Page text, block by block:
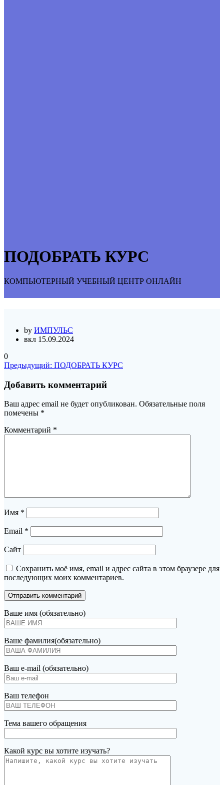
ПОДОБРАТЬ КУРС
КОМПЬЮТЕРНЫЙ УЧЕБНЫЙ ЦЕНТР ОНЛАЙН
by ИМПУЛЬС
вкл 15.09.2024
0
Навигация
по
записям
Предыдущий: Предыдущая
ПОДОБРАТЬ КУРС
Добавить комментарий
Ваш адрес email не будет опубликован. Обязательные поля
помечены *
Комментарий *
Имя *
Email *
Сайт
Сохранить моё имя, email и адрес сайта в этом браузере для
последующих моих комментариев.
Ваше имя (обязательно)
Ваше фамилия(обязательно)
Ваш e-mail (обязательно)
Ваш телефон
Тема вашего обращения
Какой курс вы хотите изучать?